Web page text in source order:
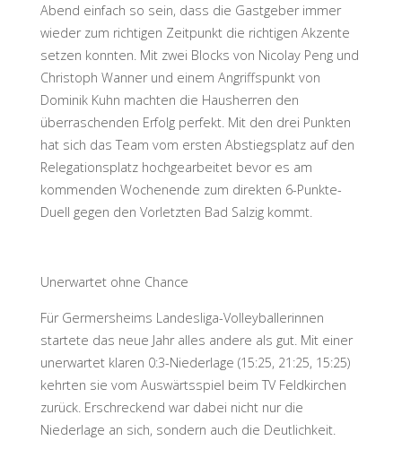
Abend einfach so sein, dass die Gastgeber immer
wieder zum richtigen Zeitpunkt die richtigen Akzente
setzen konnten. Mit zwei Blocks von Nicolay Peng und
Christoph Wanner und einem Angriffspunkt von
Dominik Kuhn machten die Hausherren den
überraschenden Erfolg perfekt. Mit den drei Punkten
hat sich das Team vom ersten Abstiegsplatz auf den
Relegationsplatz hochgearbeitet bevor es am
kommenden Wochenende zum direkten 6-Punkte-
Duell gegen den Vorletzten Bad Salzig kommt.
Unerwartet ohne Chance
Für Germersheims Landesliga-Volleyballerinnen
startete das neue Jahr alles andere als gut. Mit einer
unerwartet klaren 0:3-Niederlage (15:25, 21:25, 15:25)
kehrten sie vom Auswärtsspiel beim TV Feldkirchen
zurück. Erschreckend war dabei nicht nur die
Niederlage an sich, sondern auch die Deutlichkeit.